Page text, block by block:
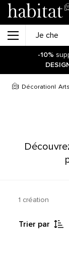
-10%
Soyez informé
Décoration
1 création
Trier par